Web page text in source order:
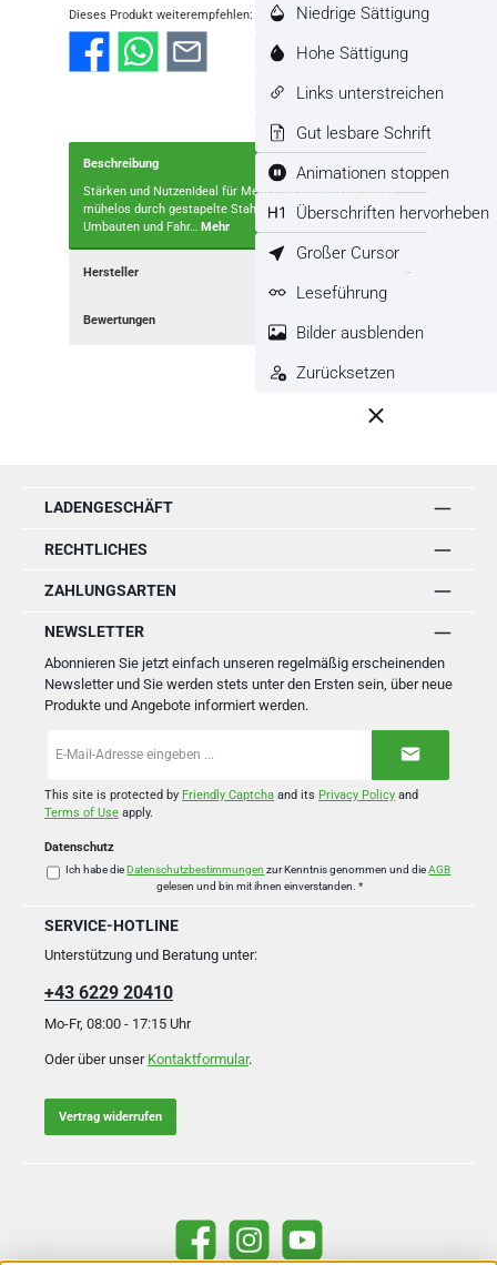
Dieses Produkt weiterempfehlen:
Beschreibung
Stärken und NutzenIdeal für Mehrschichtmaterial: Bohrt
mühelos durch gestapelte Stahlplatten – perfekt für
Umbauten und Fahr… Mehr
Hersteller
Bewertungen
LADENGESCHÄFT
RECHTLICHES
ZAHLUNGSARTEN
NEWSLETTER
Abonnieren Sie jetzt einfach unseren regelmäßig erscheinenden
Newsletter und Sie werden stets unter den Ersten sein, über neue
Produkte und Angebote informiert werden.
Mail-
*
This site is protected by Friendly Captcha and its Privacy Policy and
Terms of Use apply.
Datenschutz
Ich habe dieDatenschutzbestimmungen zur Kenntnis genommen und dieAGB
gelesen und bin mit ihnen einverstanden. *
SERVICE-HOTLINE
Unterstützung und Beratung unter:
+43 6229 20410
Mo-Fr, 08:00 - 17:15 Uhr
Oder über unser Kontaktformular.
Vertrag widerrufen
Facebook Instagram YouTube
Niedrige Sättigung
Hohe Sättigung
Links unterstreichen
Gut lesbare Schrift
Animationen stoppen
Überschriften hervorheben
Großer Cursor
Leseführung
Bilder ausblenden
Zurücksetzen